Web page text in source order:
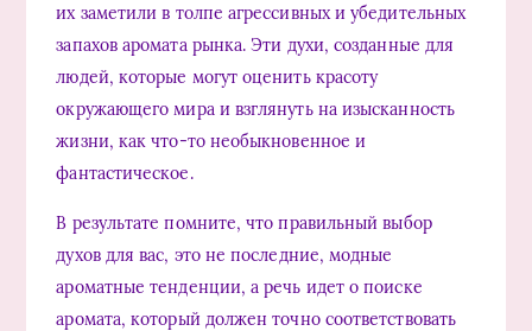
их заметили в толпе агрессивных и убедительных
запахов аромата рынка. Эти духи, созданные для
людей, которые могут оценить красоту
окружающего мира и взглянуть на изысканность
жизни, как что-то необыкновенное и
фантастическое.
В результате помните, что правильный выбор
духов для вас, это не последние, модные
ароматные тенденции, а речь идет о поиске
аромата, который должен точно соответствовать